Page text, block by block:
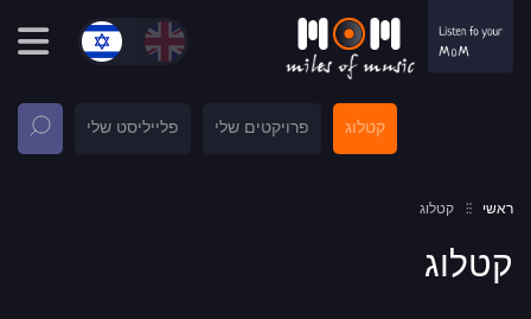
קטלוג פרויקטים שלי פלייליסט שלי
ראשי קטלוג
קטלוג